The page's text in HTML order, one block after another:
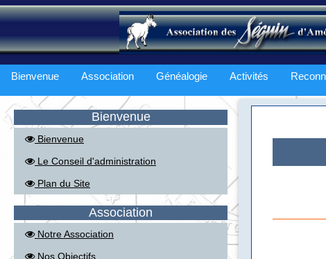
Bienvenue Association Généalogie Activités
Bienvenue
Bienvenue
Le Conseil d'administration
Plan du Site
Association
Notre Association
Nos Objectifs